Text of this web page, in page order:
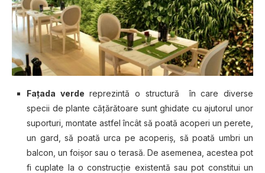
Faţada verde reprezintă o structură în care diverse
specii de plante căţărătoare sunt ghidate cu ajutorul unor
suporturi, montate astfel încât să poată acoperi un perete,
un gard, să poată urca pe acoperiş, să poată umbri un
balcon, un foişor sau o terasă. De asemenea, acestea pot
fi cuplate la o construcţie existentă sau pot constitui un